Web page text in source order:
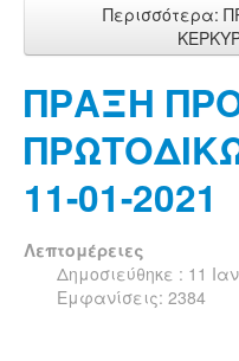
Περισσότερα:
ΠΡΑΞΗ
11-01-2021
Λεπτομέρειες
Δημοσιεύθηκε : 11
Εμφανίσεις: 2384